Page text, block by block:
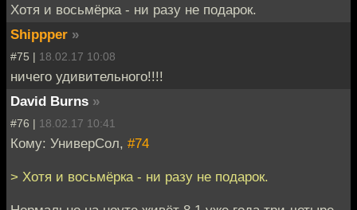
Хотя и восьмёрка - ни разу не подарок.
Shippper »
#75 | 18.02.17 10:08
ничего удивительного!!!!
David Burns »
#76 | 18.02.17 10:41
Кому: УниверСол, #74
> Хотя и восьмёрка - ни разу не подарок.